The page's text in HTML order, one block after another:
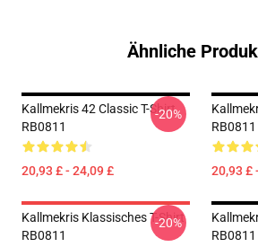
Ähnliche
Kallmekris 42 Classic T-Shirt
RB0811
20,93 £ - 24,09 £
-20%
RB0811
20,93 £
Kallmekris Klassisches T-Shirt
RB0811
-20%
RB0811